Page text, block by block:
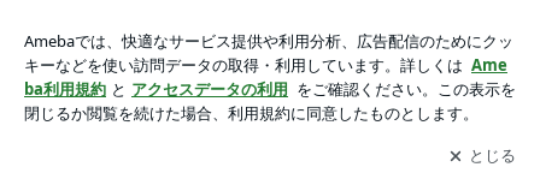
ージュ・エクラ」
アプリをダウンロードして ブログの更新通知
を受け取りまし
ょう。
開く